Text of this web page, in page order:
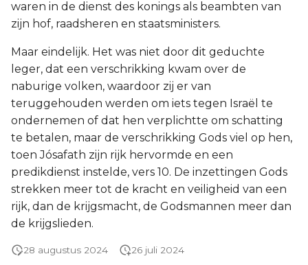
waren in de dienst des konings als beambten van
zijn hof, raadsheren en staatsministers.
Maar eindelijk. Het was niet door dit geduchte
leger, dat een verschrikking kwam over de
naburige volken, waardoor zij er van
teruggehouden werden om iets tegen Israël te
ondernemen of dat hen verplichtte om schatting
te betalen, maar de verschrikking Gods viel op hen,
toen Jósafath zijn rijk hervormde en een
predikdienst instelde, vers 10. De inzettingen Gods
strekken meer tot de kracht en veiligheid van een
rijk, dan de krijgsmacht, de Godsmannen meer dan
de krijgslieden.
28 augustus 2024 26 juli 2024